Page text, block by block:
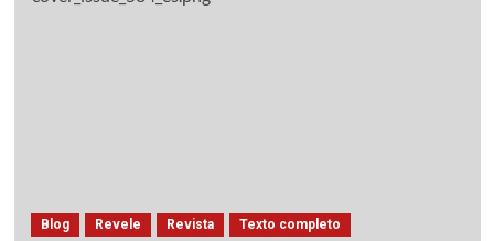
Blog Revele Revista Texto completo